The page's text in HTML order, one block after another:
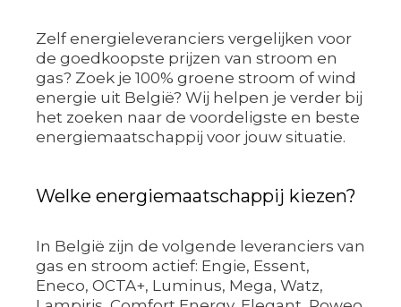
Zelf energieleveranciers vergelijken voor
de goedkoopste prijzen van stroom en
gas? Zoek je 100% groene stroom of wind
energie uit België? Wij helpen je verder bij
het zoeken naar de voordeligste en beste
energiemaatschappij voor jouw situatie.
Welke energiemaatschappij kiezen?
In België zijn de volgende leveranciers van
gas en stroom actief: Engie, Essent,
Eneco, OCTA+, Luminus, Mega, Watz,